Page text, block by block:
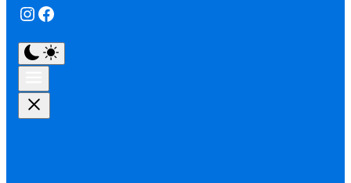
Instagram
Facebook